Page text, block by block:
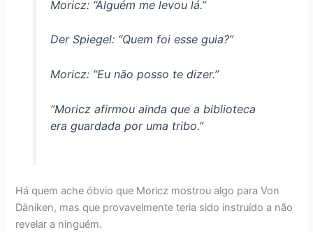
Moricz: “Alguém me levou lá.”
Der Spiegel: “Quem foi esse guia?”
Moricz: “Eu não posso te dizer.”
“Moricz afirmou ainda que a biblioteca
era guardada por uma tribo.”
Há quem ache óbvio que Moricz mostrou algo para Von
Däniken, mas que provavelmente teria sido instruído a não
revelar a ninguém.